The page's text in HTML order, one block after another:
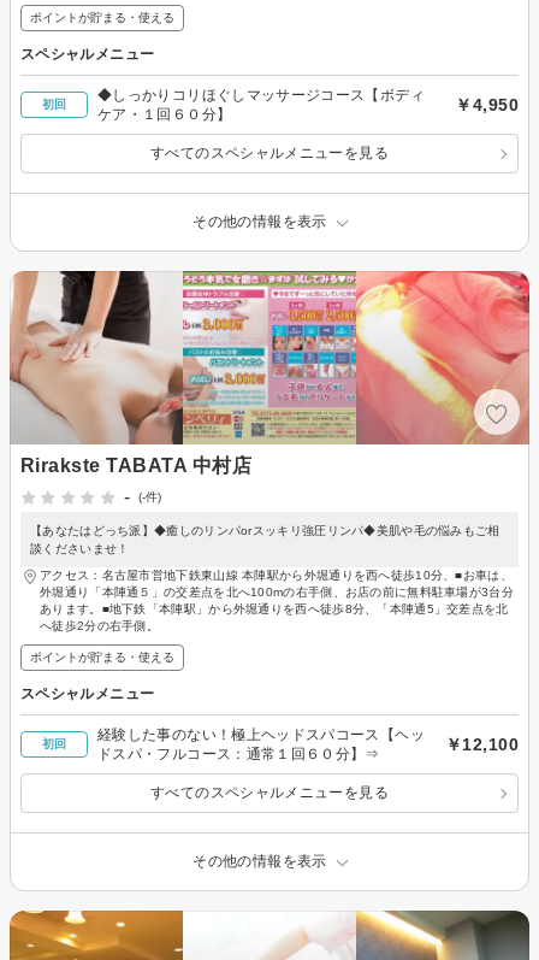
ポイントが貯まる・使える
スペシャルメニュー
初回
◆しっかりコリほぐしマッサージコース【ボディ
ケア・１回６０分】
￥4,950
すべてのスペシャルメニューを見る
その他の情報を表示
Rirakste TABATA 中村店
-
(-件)
【あなたはどっち派】◆癒しのリンパorスッキリ強圧リンパ◆美肌や毛の悩みもご相
談くださいませ！
アクセス：名古屋市営地下鉄東山線 本陣駅から外堀通りを西へ徒歩10分、■お車は、
外堀通り「本陣通５」の交差点を北へ100mの右手側、お店の前に無料駐車場が3台分
あります。■地下鉄「本陣駅」から外堀通りを西へ徒歩8分、「本陣通5」交差点を北
へ徒歩2分の右手側。
ポイントが貯まる・使える
スペシャルメニュー
初回
経験した事のない！極上ヘッドスパコース【ヘッ
ドスパ・フルコース：通常１回６０分】⇒
￥12,100
すべてのスペシャルメニューを見る
その他の情報を表示